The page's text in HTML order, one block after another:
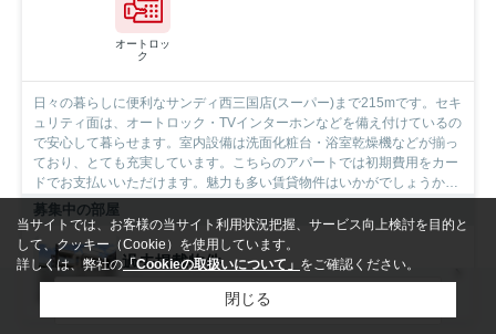
オートロッ
ク
日々の暮らしに便利なサンディ西三国店(スーパー)まで215mです。セキ
ュリティ面は、オートロック・TVインターホンなどを備え付けているの
で安心して暮らせます。室内設備は洗面化粧台・浴室乾燥機などが揃っ
ており、とても充実しています。こちらのアパートでは初期費用をカー
ドでお支払いいただけます。魅力も多い賃貸物件はいかがでしょうか。
駐輪場付きのアパートです。大阪市淀川区にある地下鉄御堂筋線東三国
周辺でお住まいをお探しなら、当社にお任せ下さい。当社はお客様に満
足していただけるようしっかりとサポート致します。
募集中の部屋
過去掲載物件
3階 / 41.68㎡ / 1LDK
検索条件を変更
当サイトでは、お客様の当サイト利用状況把握、サービス向上検討を目的と
して、クッキー（Cookie）を使用しています。
詳しくは、弊社の「Cookieの取扱いについて」 をご確認ください。
閉じる